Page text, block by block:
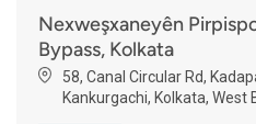
Nexweşxaneyên
Bypass, Kolkata
58, Canal Circular Rd,
Kankurgachi, Kolkata, West